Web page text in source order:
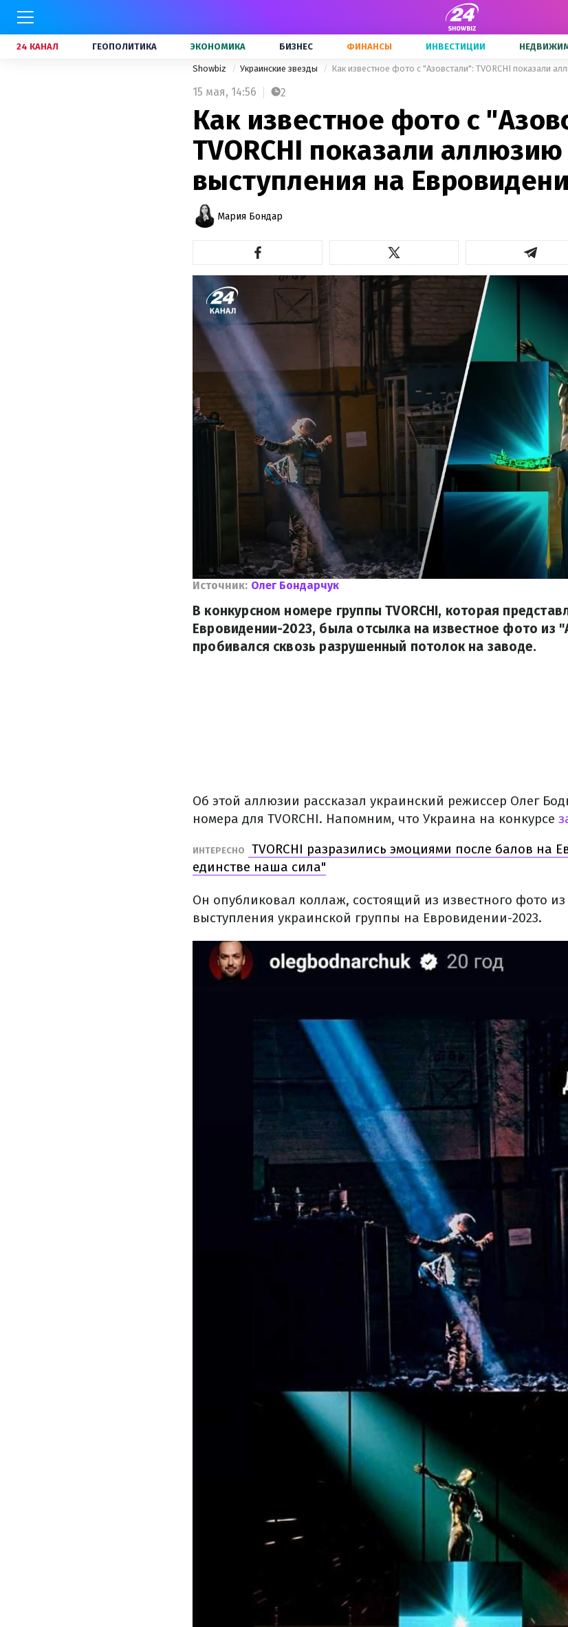
24 КАНАЛ ГЕОПОЛИТИКА ЭКОНОМИКА БИЗНЕС ФИНАНСЫ ИНВЕСТИЦИИ
Showbiz Украинские звезды
15 мая, 14:56 2
Как известное фото с
TVORCHI показали
выступления на
Мария Бондар
Источник: Олег Бондарчук
В конкурсном номере группы TVORCHI, которая
Евровидении-2023, была отсылка на известное фото из
пробивался сквозь разрушенный потолок на заводе.
Об этой аллюзии рассказал украинский режиссер Олег
номера для TVORCHI. Напомним, что Украина на конкурсе
ИНТЕРЕСНО
TVORCHI разразились эмоциями после балов на
единстве наша сила"
Он опубликовал коллаж, состоящий из известного фото
выступления украинской группы на Евровидении-2023.